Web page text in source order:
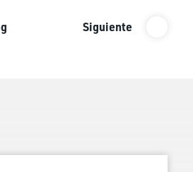
Post
Siguiente